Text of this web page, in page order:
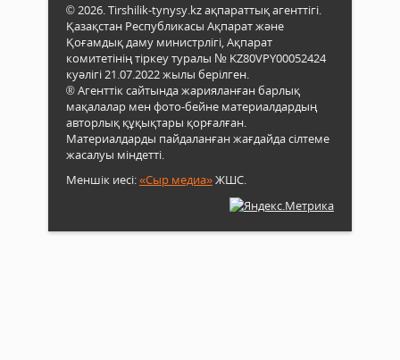
© 2026. Tirshilik-tynysy.kz ақпараттық агенттігі.
Қазақстан Республикасы Ақпарат және
Қоғамдық даму министрлігі, Ақпарат
комитетінің тіркеу туралы № KZ80VPY00052424
куәлігі 21.07.2022 жылы берілген.
® Агенттік сайтында жарияланған барлық
мақалалар мен фото-бейне материалдардың
авторлық құқықтары қорғалған.
Материалдарды пайдаланған жағдайда сілтеме
жасалуы міндетті.
Меншік иесі:«Сыр медиа»ЖШС.